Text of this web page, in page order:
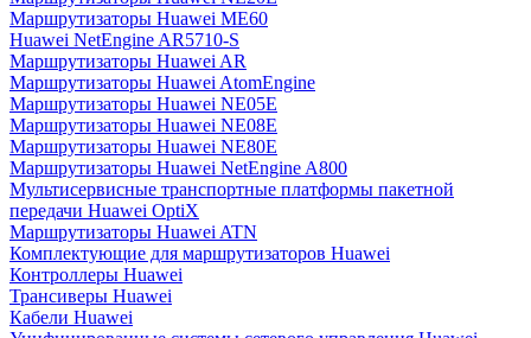
Маршрутизаторы Huawei ME60
Huawei NetEngine AR5710-S
Маршрутизаторы Huawei AR
Маршрутизаторы Huawei AtomEngine
Маршрутизаторы Huawei NE05E
Маршрутизаторы Huawei NE08E
Маршрутизаторы Huawei NE80E
Маршрутизаторы Huawei NetEngine A800
Мультисервисные транспортные платформы пакетной
передачи Huawei OptiX
Маршрутизаторы Huawei ATN
Комплектующие для маршрутизаторов Huawei
Контроллеры Huawei
Трансиверы Huawei
Кабели Huawei